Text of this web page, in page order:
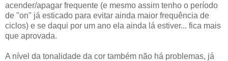
acender/apagar frequente (e mesmo assim tenho o período
de "on" já esticado para evitar ainda maior frequência de
ciclos) e se daqui por um ano ela ainda lá estiver... fica mais
que aprovada.
A nível da tonalidade da cor também não há problemas, já